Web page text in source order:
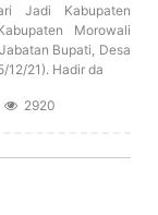
Jadi Kabupaten
Morowali
Bupati, Desa
12/21). Hadir da
2920